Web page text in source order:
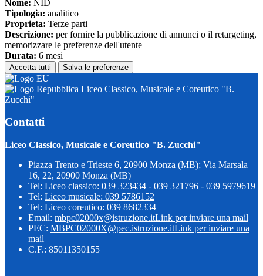
Nome: NID
Tipologia: analitico
Proprieta: Terze parti
Descrizione: per fornire la pubblicazione di annunci o il retargeting,
memorizzare le preferenze dell'utente
Durata: 6 mesi
Accetta tutti Salva le preferenze
Liceo Classico, Musicale e Coreutico "B.
Zucchi"
Contatti
Liceo Classico, Musicale e Coreutico "B. Zucchi"
Piazza Trento e Trieste 6, 20900 Monza (MB); Via Marsala
16, 22, 20900 Monza (MB)
Tel: Liceo classico: 039 323434 - 039 321796 - 039 5979619
Tel: Liceo musicale: 039 5786152
Tel: Liceo coreutico: 039 8682334
Email: mbpc02000x@istruzione.itLink per inviare una mail
PEC: MBPC02000X@pec.istruzione.itLink per inviare una
mail
C.F.: 85011350155